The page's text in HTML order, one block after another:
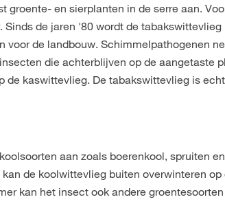
groente- en sierplanten in de serre aan.
de jaren '80 wordt de
voor de landbouw. Schimmelpathogenen
die achterblijven op de aangetaste
kaswittevlieg. De tabakswittevlieg is
aan zoals boerenkool, spruiten
de koolwittevlieg buiten overwinteren op
kan het insect ook andere